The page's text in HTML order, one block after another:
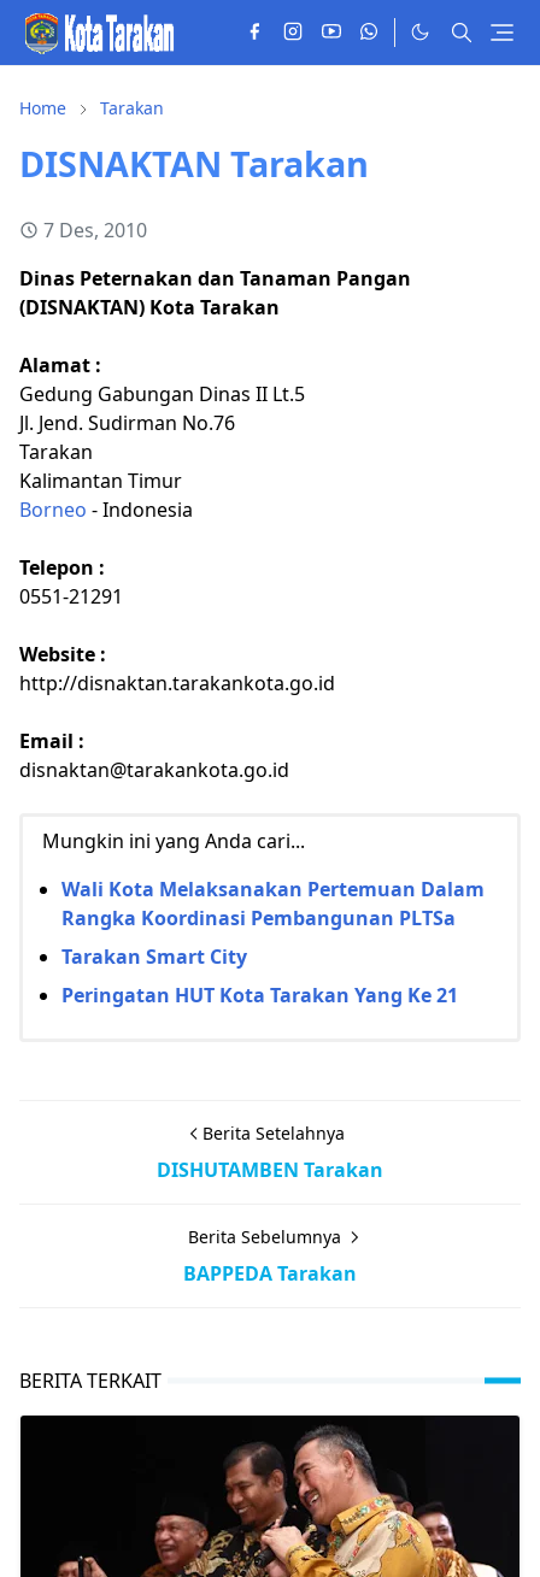
Home Tarakan
DISNAKTAN Tarakan
7 Des, 2010
Dinas Peternakan dan Tanaman Pangan
(DISNAKTAN) Kota Tarakan
Alamat :
Gedung Gabungan Dinas II Lt.5
Jl. Jend. Sudirman No.76
Tarakan
Kalimantan Timur
Borneo - Indonesia
Telepon :
0551-21291
Website :
http://disnaktan.tarakankota.go.id
Email :
disnaktan@tarakankota.go.id
Mungkin ini yang Anda cari...
Wali Kota Melaksanakan Pertemuan Dalam
Rangka Koordinasi Pembangunan PLTSa
Tarakan Smart City
Peringatan HUT Kota Tarakan Yang Ke 21
Berita Setelahnya
DISHUTAMBEN Tarakan
Berita Sebelumnya
BAPPEDA Tarakan
BERITA TERKAIT